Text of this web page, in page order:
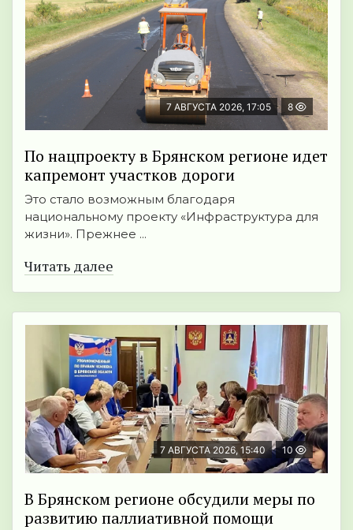
7 АВГУСТА 2026, 17:05 8
По нацпроекту в Брянском регионе идет
капремонт участков дороги
Это стало возможным благодаря
национальному проекту «Инфраструктура для
жизни». Прежнее ...
Читать далее
7 АВГУСТА 2026, 15:40 10
В Брянском регионе обсудили меры по
развитию паллиативной помощи